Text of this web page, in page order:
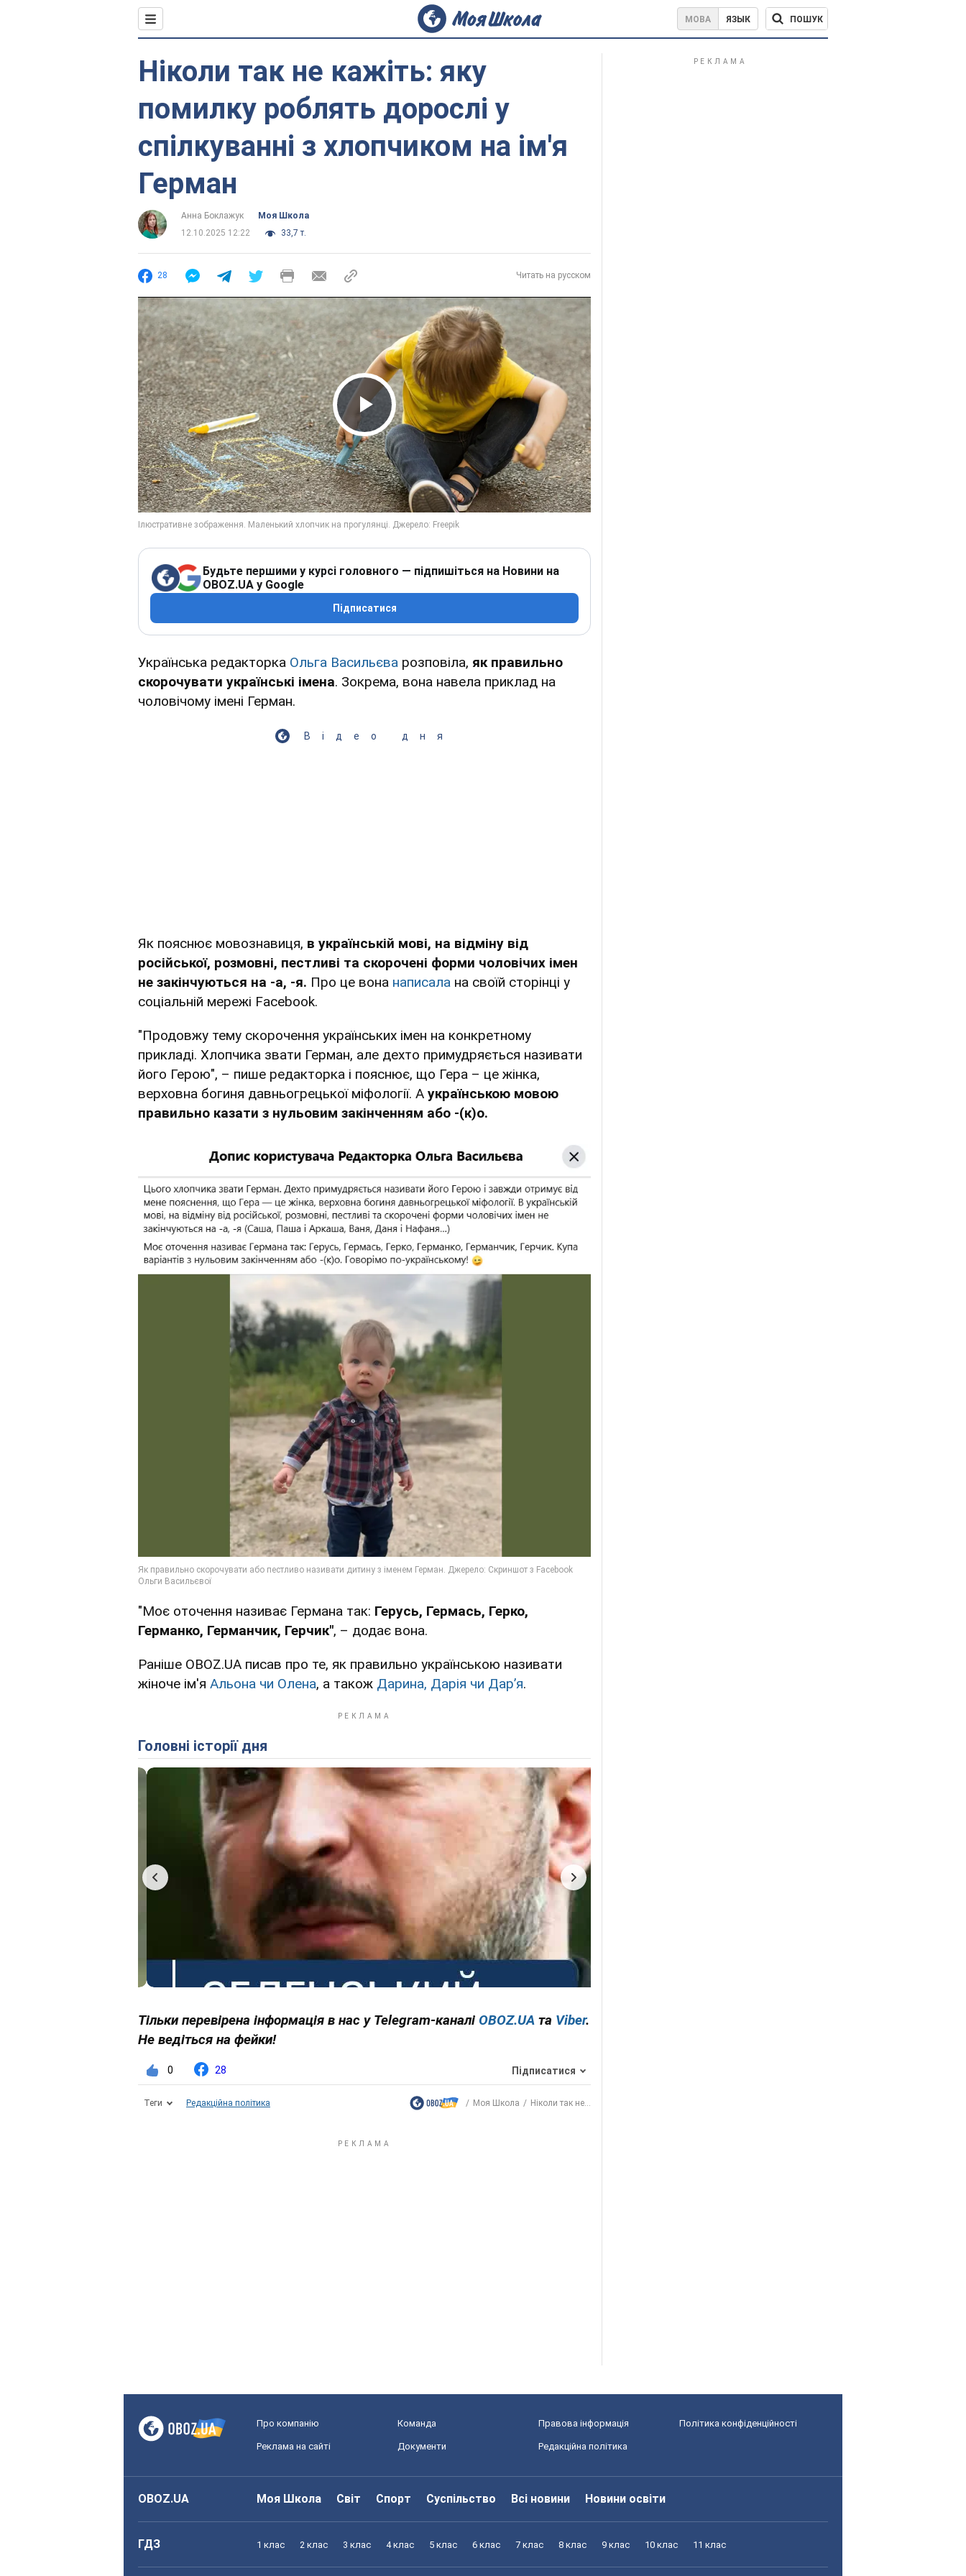
МОВА ЯЗЫК ПОШУК
Ніколи так не кажіть: яку
помилку роблять дорослі у
спілкуванні з хлопчиком на ім'я
Герман
Анна Боклажук
Моя Школа
12.10.2025 12:22
33,7 т.
28 Читать на русском
Play Video
Будьте першими у курсі головного — підпишіться на Новини на
OBOZ.UA у Google
Підписатися
Українська редакторка Ольга Васильєва розповіла, як правильно
скорочувати українські імена. Зокрема, вона навела приклад на
чоловічому імені Герман.
Відео дня
Як пояснює мовознавиця, в українській мові, на відміну від
російської, розмовні, пестливі та скорочені форми чоловічих імен
не закінчуються на -а, -я. Про це вона написала на своїй сторінці у
соціальній мережі Facebook.
"Продовжу тему скорочення українських імен на конкретному
прикладі. Хлопчика звати Герман, але дехто примудряється називати
його Герою", – пише редакторка і пояснює, що Гера – це жінка,
верховна богиня давньогрецької міфології. А українською мовою
правильно казати з нульовим закінченням або -(к)о.
"Моє оточення називає Германа так: Герусь, Гермась, Герко,
Германко, Германчик, Герчик", – додає вона.
Раніше OBOZ.UA писав про те, як правильно українською називати
жіноче ім'я Альона чи Олена, а також Дарина, Дарія чи Дар’я.
Головні історії дня
Тільки перевірена інформація в нас у Telegram-каналі OBOZ.UA та Viber.
Не ведіться на фейки!
0 28 Підписатися
Теги Редакційна політика Моя Школа Ніколи так не...
Про компанію Команда Правова інформація Політика конфіденційності
Реклама на сайті Документи Редакційна політика
OBOZ.UA Моя Школа Світ Спорт Суспільство Всі новини Новини освіти
ГДЗ 1 клас 2 клас 3 клас 4 клас 5 клас 6 клас 7 клас 8 клас 9 клас 10 клас 11 клас